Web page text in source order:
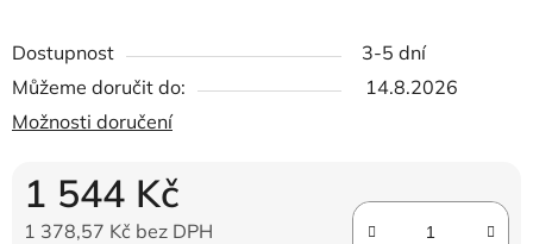
Dostupnost
3-5 dní
Můžeme doručit do:
14.8.2026
Možnosti doručení
1 544 Kč
1 378,57 Kč bez DPH